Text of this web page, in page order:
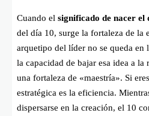
Cuando el significado de nacer el
del día 10, surge la fortaleza de la
arquetipo del líder no se queda en
la capacidad de bajar esa idea a la
una fortaleza de «maestría». Si
estratégica es la eficiencia.
dispersarse en la creación, el 10